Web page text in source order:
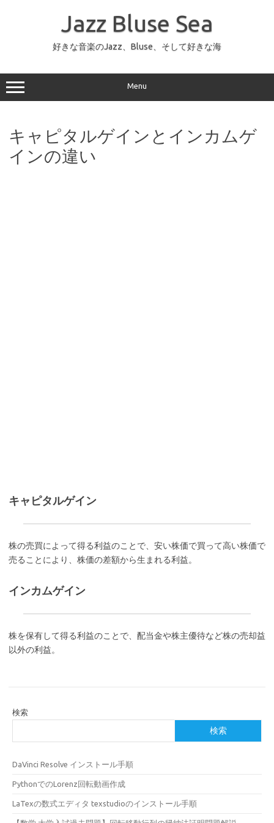
ッ
プ
Jazz Bluse Sea
好きな音楽のJazz、Bluse、そして好きな海
Menu
キャピタルゲインとインカムゲ
インの違い
キャピタルゲイン
株の売買によって得る利益のことで、安い株価で買って高い株価で
売ることにより、株価の差額から生まれる利益。
インカムゲイン
株を保有して得る利益のことで、配当金や株主優待など株の売却益
以外の利益。
検索
検索
DaVinci Resolve インストール手順
PythonでのLorenz回転動画作成
LaTexの数式エディタ texstudioのインストール手順